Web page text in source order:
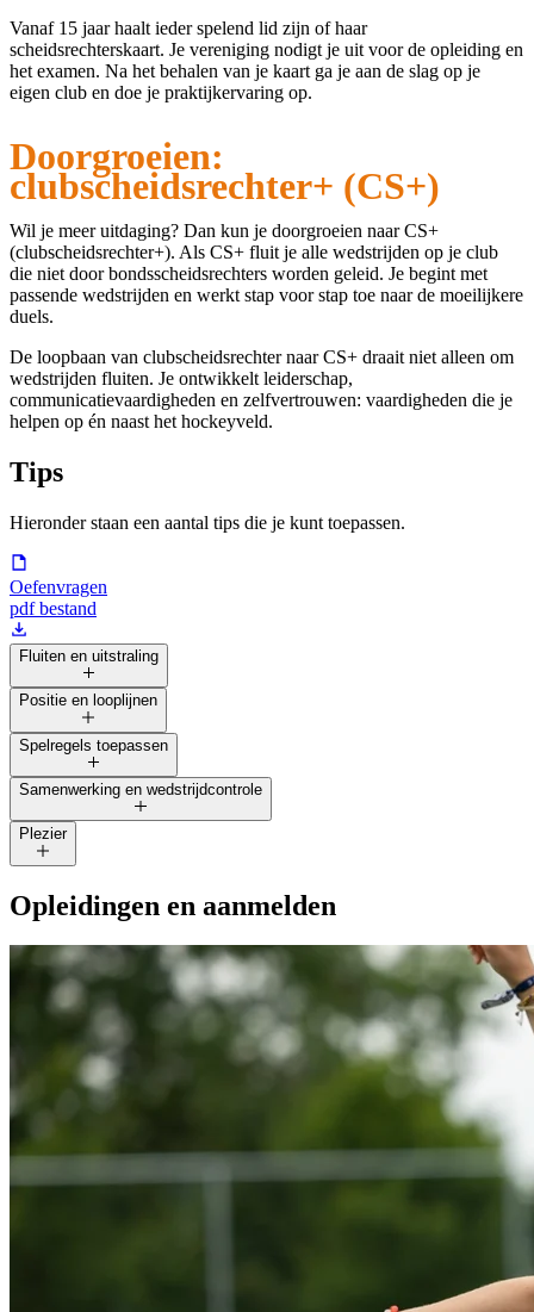
Vanaf 15 jaar haalt ieder spelend lid zijn of haar
scheidsrechterskaart. Je vereniging nodigt je uit voor de opleiding en
het examen. Na het behalen van je kaart ga je aan de slag op je
eigen club en doe je praktijkervaring op.
Doorgroeien:
clubscheidsrechter+ (CS+)
Wil je meer uitdaging? Dan kun je doorgroeien naar CS+
(clubscheidsrechter+). Als CS+ fluit je alle wedstrijden op je club
die niet door bondsscheidsrechters worden geleid. Je begint met
passende wedstrijden en werkt stap voor stap toe naar de moeilijkere
duels.
De loopbaan van clubscheidsrechter naar CS+ draait niet alleen om
wedstrijden fluiten. Je ontwikkelt leiderschap,
communicatievaardigheden en zelfvertrouwen: vaardigheden die je
helpen op én naast het hockeyveld.
Tips
Hieronder staan een aantal tips die je kunt toepassen.
Oefenvragen
pdf bestand
Fluiten en uitstraling
Positie en looplijnen
Spelregels toepassen
Samenwerking en wedstrijdcontrole
Plezier
Opleidingen en aanmelden